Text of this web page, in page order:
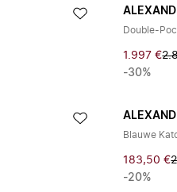
Double-
1.997 €
-30%
Blauwe
183,50 €
-20%